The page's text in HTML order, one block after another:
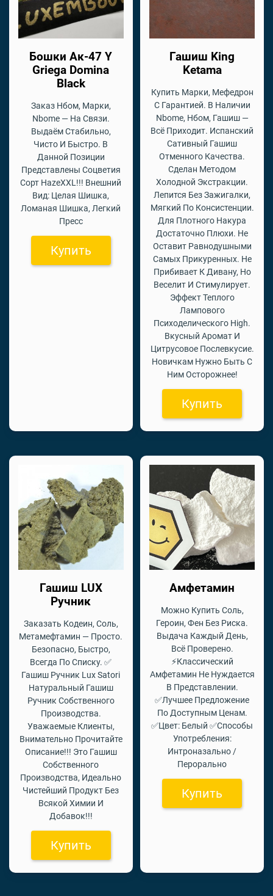
Бошки Ак-47 Y
Griega Domina
Black
Заказ Нбом, Марки,
Nbome — На Связи.
Выдаём Стабильно,
Чисто И Быстро. В
Данной Позиции
Представлены Соцветия
Сорт HazeXXL!!! Внешний
Вид: Целая Шишка,
Ломаная Шишка, Легкий
Пресс
Купить
Гашиш King
Ketama
Купить Марки, Мефедрон
С Гарантией. В Наличии
Nbome, Нбом, Гашиш —
Всё Приходит. Испанский
Сативный Гашиш
Отменного Качества.
Сделан Методом
Холодной Экстракции.
Лепится Без Зажигалки,
Мягкий По Консистенции.
Для Плотного Накура
Достаточно Плюхи. Не
Оставит Равнодушными
Самых Прикуренных. Не
Прибивает К Дивану, Но
Веселит И Стимулирует.
Эффект Теплого
Лампового
Психоделического High.
Вкусный Аромат И
Цитрусовое Послевкусие.
Новичкам Нужно Быть С
Ним Осторожнее!
Купить
Гашиш LUX
Ручник
Заказать Кодеин, Соль,
Метамефтамин — Просто.
Безопасно, Быстро,
Всегда По Списку. ✅
Гашиш Ручник Lux Satori
Натуральный Гашиш
Ручник Собственного
Производства.
Уважаемые Клиенты,
Внимательно Прочитайте
Описание!!! Это Гашиш
Собственного
Производства, Идеально
Чистейший Продукт Без
Всякой Химии И
Добавок!!!
Купить
Амфетамин
Можно Купить Соль,
Героин, Фен Без Риска.
Выдача Каждый День,
Всё Проверено.
⚡Классический
Амфетамин Не Нуждается
В Представлении.
✅Лучшее Предложение
По Доступным Ценам.
✅Цвет: Белый ✅Способы
Употребления:
Интроназально /
Перорально
Купить